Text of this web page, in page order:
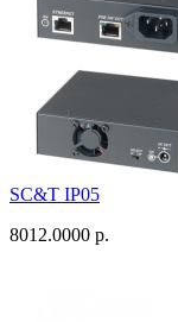
SC&T IP05
8012.0000 р.